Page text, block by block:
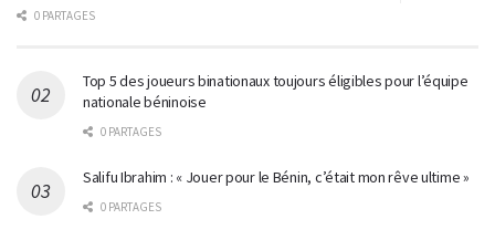
0 PARTAGES
Top 5 des joueurs binationaux toujours éligibles pour l’équipe
nationale béninoise
0 PARTAGES
Salifu Ibrahim : « Jouer pour le Bénin, c’était mon rêve ultime »
0 PARTAGES